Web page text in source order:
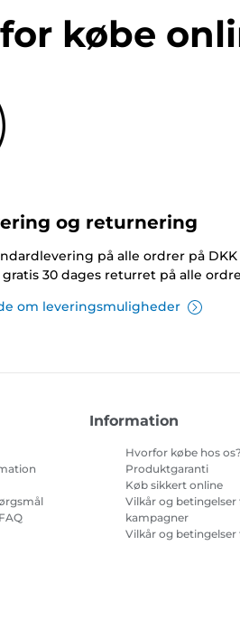
købe
og returnering
på alle ordrer på DKK
30 dages returret på alle
om leveringsmuligheder
Information
Hvorfor købe hos os?
Produktgaranti
Køb sikkert online
Vilkår og betingelser
kampagner
Vilkår og betingelser